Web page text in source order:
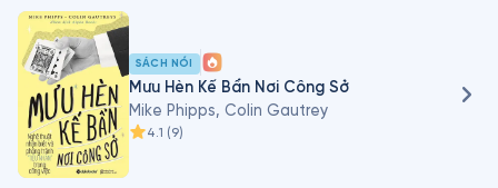
Railroad Cable Cars,” đã xuất hiện trong ấn bản Mùa
đông 2009 của The Argonaut.
SÁCH NÓI
Mưu Hèn Kế Bẩn Nơi Công Sở
Mike Phipps, Colin Gautrey
4.1 (9)